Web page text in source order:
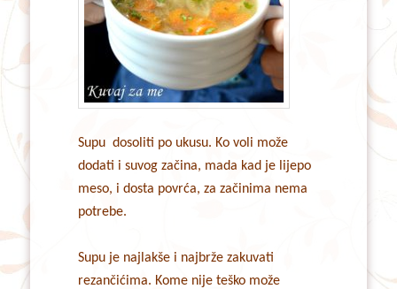
Supu dosoliti po ukusu. Ko voli može
dodati i suvog začina, mada kad je lijepo
meso, i dosta povrća, za začinima nema
potrebe.
Supu je najlakše i najbrže zakuvati
rezančićima. Kome nije teško može